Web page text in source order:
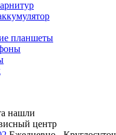
планшеты
нашли
центр